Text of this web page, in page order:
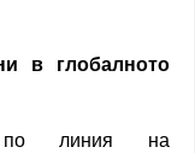
в глобалното
по линия на